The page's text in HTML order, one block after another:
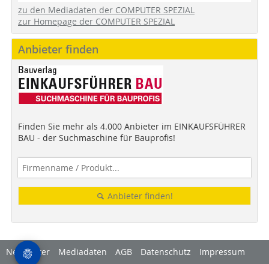
zu den Mediadaten der COMPUTER SPEZIAL
zur Homepage der COMPUTER SPEZIAL
Anbieter finden
Finden Sie mehr als 4.000 Anbieter im EINKAUFSFÜHRER
BAU - der Suchmaschine für Bauprofis!
Anbieter finden!
Newsletter Mediadaten AGB Datenschutz
Impressum